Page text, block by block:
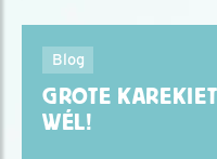
Blog
GROTE
WÉL!